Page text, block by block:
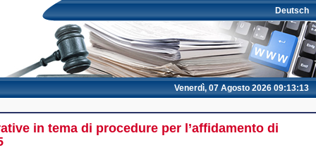
Deutsch
Venerdì, 07 Agosto 2026 09:13:13
in tema di procedure per l’affidamento di